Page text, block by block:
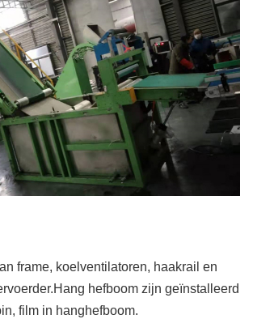
frame, koelventilatoren, haakrail en
hefboom zijn geïnstalleerd
film in hanghefboom.